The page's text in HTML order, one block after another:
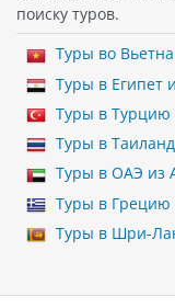
поиску туров.
Туры во
Туры в Египет
Туры в Турцию
Туры в
Туры в ОАЭ из
Туры в Грецию
Туры в Шри-